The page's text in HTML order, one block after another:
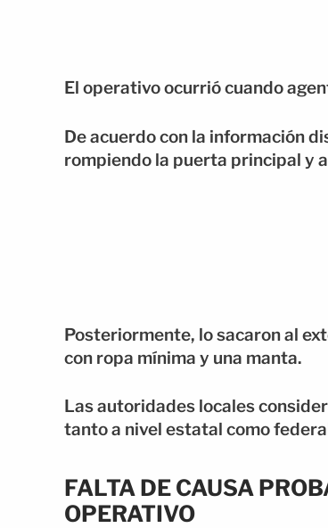
El operativo ocurrió cuando
De acuerdo con la información
rompiendo la puerta principal y
Posteriormente, lo sacaron al
con ropa mínima y una manta.
Las autoridades locales
tanto a nivel estatal como
FALTA DE CAUSA
OPERATIVO